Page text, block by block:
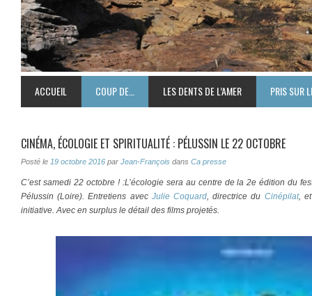
ACCUEIL COUP DE… LES DENTS DE L’AMER PRIS SUR
CINÉMA, ÉCOLOGIE ET SPIRITUALITÉ : PÉLUSSIN LE 22 OCTOBRE
Posté le 19 octobre 2016 par Jean-François dans Ca presse
C’est samedi 22 octobre ! :L’écologie sera au centre de la 2e édition du
Pélussin (Loire). Entretiens avec Julie Coquard, directrice du Cinépilat,
initiative. Avec en surplus le détail des films projetés.